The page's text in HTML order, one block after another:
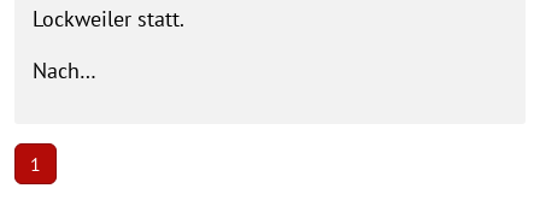
Lockweiler statt.
Nach…
1